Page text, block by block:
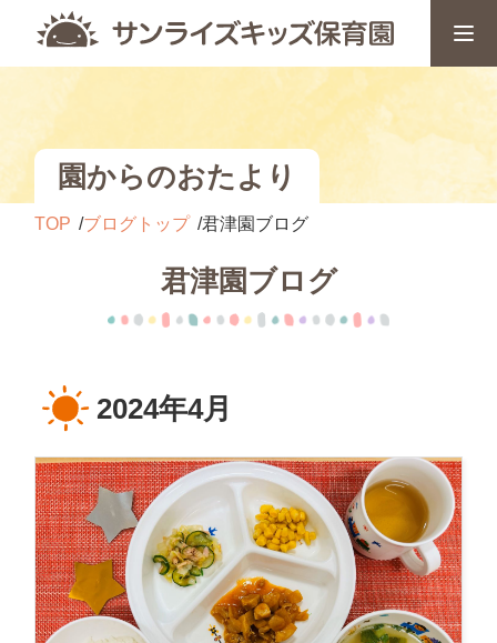
園からのおたより
TOP ブログトップ 君津園ブログ
君津園ブログ
2024年4月